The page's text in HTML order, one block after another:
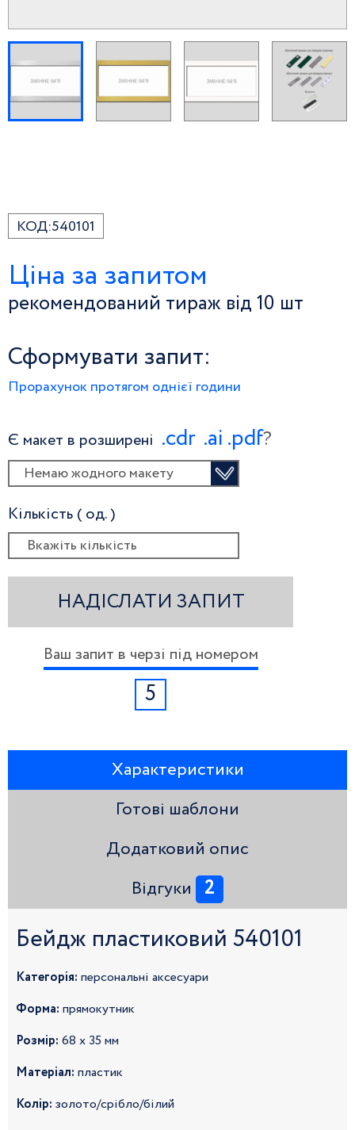
КОД:540101
Ціна за запитом
рекомендований тираж від 10 шт
Сформувати запит:
Прорахунок протягом однієї години
Є макет в розширені .сdr .ai .pdf?
Немаю жодного макету
Кількість ( од. )
НАДІСЛАТИ ЗАПИТ
Ваш запит в черзі під номером
5
Характеристики
Готові шаблони
Додатковий опис
Відгуки 2
Бейдж пластиковий 540101
Категорія: персональні аксесуари
Форма: прямокутник
Розмір: 68 x 35 мм
Матеріал: пластик
Колір: золото/срібло/білий